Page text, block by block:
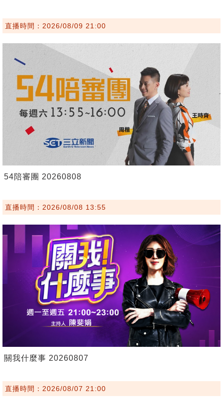
直播時間：2026/08/09 21:00
54陪審團 20260808
直播時間：2026/08/08 13:55
關我什麼事 20260807
直播時間：2026/08/07 21:00